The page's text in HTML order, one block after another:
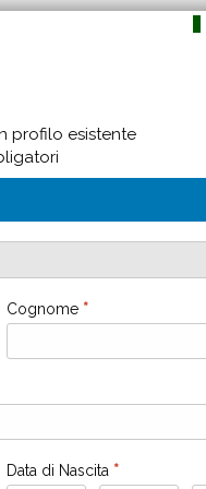
profilo esistente
Cognome *
Data di Nascita *